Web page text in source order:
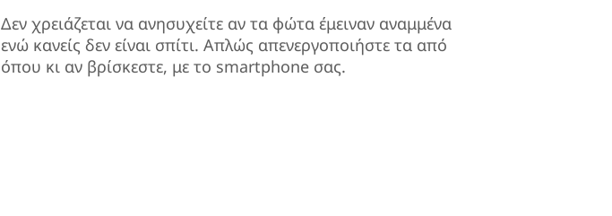
Δεν χρειάζεται να ανησυχείτε αν τα φώτα έμειναν αναμμένα
ενώ κανείς δεν είναι σπίτι. Απλώς απενεργοποιήστε τα από
όπου κι αν βρίσκεστε, με το smartphone σας.